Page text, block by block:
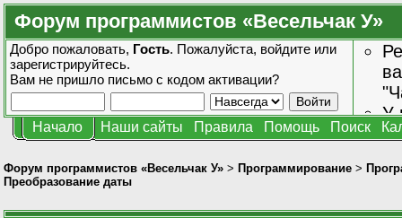
Форум программистов «Весельчак У»
Добро пожаловать, Гость. Пожалуйста, войдите или
зарегистрируйтесь.
Вам не пришло письмо с кодом активации?
У
Начало Наши сайты Правила Помощь Поиск
Форум программистов «Весельчак У» > Программирование >
Преобразование даты